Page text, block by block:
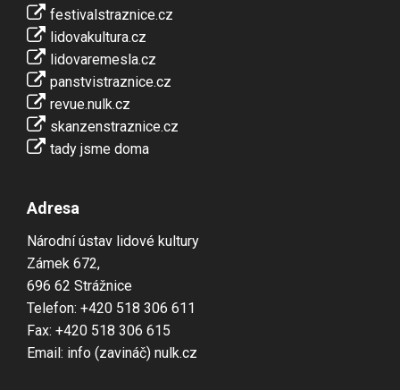
festivalstraznice.cz
lidovakultura.cz
lidovaremesla.cz
panstvistraznice.cz
revue.nulk.cz
skanzenstraznice.cz
tady jsme doma
Adresa
Národní ústav lidové kultury
Zámek 672,
696 62 Strážnice
Telefon: +420 518 306 611
Fax: +420 518 306 615
Email: info (zavináč) nulk.cz